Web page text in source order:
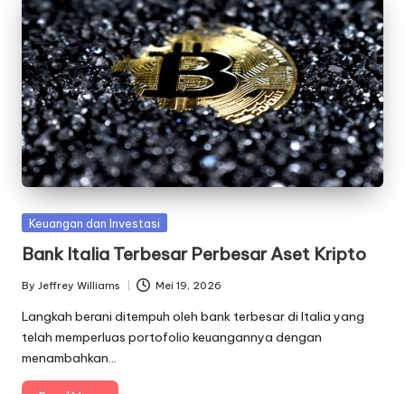
Posted
Keuangan dan Investasi
Bank Italia Terbesar Perbesar Aset Kripto
Posted
by
By Jeffrey Williams Mei 19, 2026
Langkah berani ditempuh oleh bank terbesar di Italia yang
telah memperluas portofolio keuangannya dengan
menambahkan…